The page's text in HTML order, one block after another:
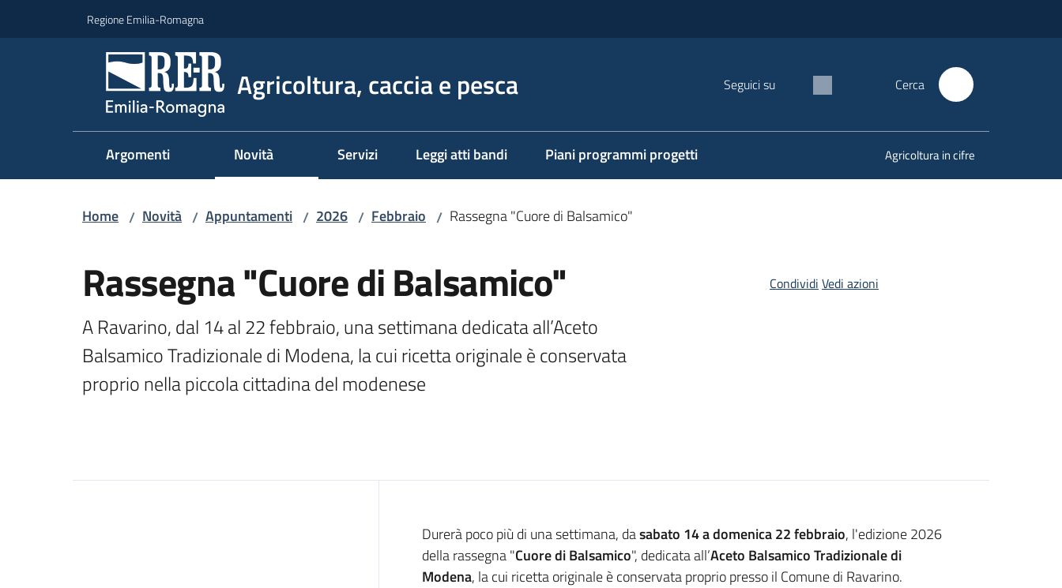
Regione Emilia-Romagna
Agricoltura, caccia e pesca Seguici su Cerca
Argomenti Novità Servizi Leggi atti bandi Piani programmi progetti Agricoltura in cifre
Home / Novità / Appuntamenti / 2026 / Febbraio / Rassegna "Cuore di Balsamico"
Rassegna "Cuore di Balsamico"
A Ravarino, dal 14 al 22 febbraio, una settimana dedicata all’Aceto
Balsamico Tradizionale di Modena, la cui ricetta originale è conservata
proprio nella piccola cittadina del modenese
Condividi Vedi azioni
Cos'è
Durerà poco più di una settimana, dasabato 14 a domenica 22 febbraio, l'edizione 2026
della rassegna "Cuore di Balsamico", dedicata all’Aceto Balsamico Tradizionale di
Modena, la cui ricetta originale è conservata proprio presso il Comune di Ravarino.